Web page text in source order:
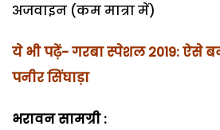
अजवाइन (कम मात्रा में)
ये भी पढ़ें- गरबा स्पेशल 2019: ऐसे
पनीर सिंघाड़ा
भरावन सामग्री :